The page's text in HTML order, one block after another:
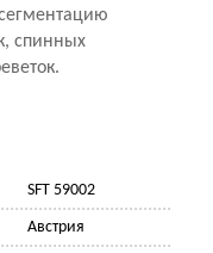
спинных
SFT 59002
Австрия